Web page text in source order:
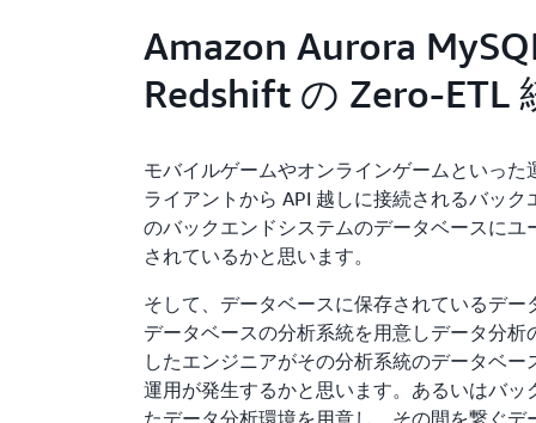
Amazon Aurora
Redshift の Zero-ETL
モバイルゲームやオンラインゲームといっ
ライアントから API 越しに接続されるバッ
のバックエンドシステムのデータベースに
されているかと思います。
そして、データベースに保存されているデ
データベースの分析系統を用意しデータ分析
したエンジニアがその分析系統のデータベ
運用が発生するかと思います。あるいはバ
たデータ分析環境を用意し、その間を繋ぐ